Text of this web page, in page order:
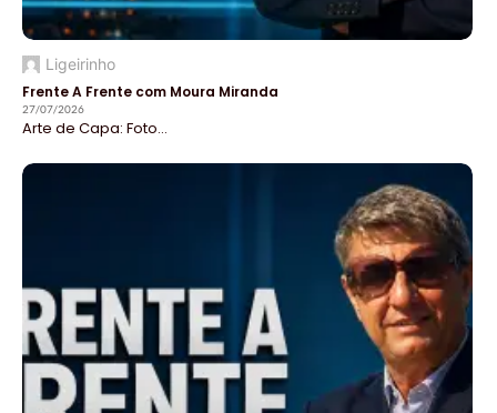
Ligeirinho
Frente A Frente com Moura Miranda
27/07/2026
Arte de Capa: Foto...